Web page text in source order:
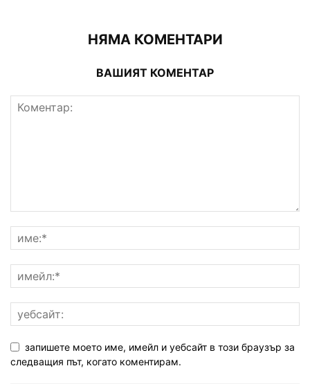
НЯМА КОМЕНТАРИ
ВАШИЯТ КОМЕНТАР
запишете моето име, имейл и уебсайт в този браузър за
следващия път, когато коментирам.